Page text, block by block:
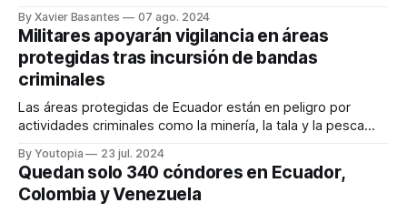
By Xavier Basantes 07 ago. 2024
Militares apoyarán vigilancia en áreas
protegidas tras incursión de bandas
criminales
Las áreas protegidas de Ecuador están en peligro por
actividades criminales como la minería, la tala y la pesca
By Youtopia 23 jul. 2024
Quedan solo 340 cóndores en Ecuador,
Colombia y Venezuela